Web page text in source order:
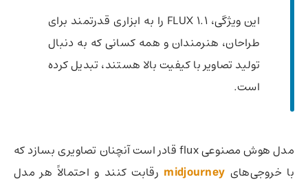
این ویژگی، FLUX 1.1 را به ابزاری قدرتمند برای
طراحان، هنرمندان و همه کسانی که به دنبال
تولید تصاویر با کیفیت بالا هستند، تبدیل کرده
است.
مدل هوش مصنوعی flux قادر است آنچنان تصاویری بسازد که
با خروجی‌های midjourney رقابت کنند و احتمالاً هر مدل